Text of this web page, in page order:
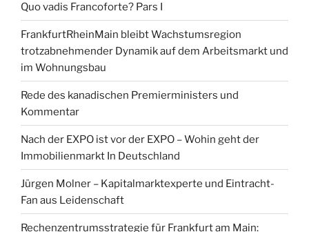
Quo vadis Francoforte? Pars I
FrankfurtRheinMain bleibt Wachstumsregion
trotzabnehmender Dynamik auf dem Arbeitsmarkt und
im Wohnungsbau
Rede des kanadischen Premierministers und
Kommentar
Nach der EXPO ist vor der EXPO – Wohin geht der
Immobilienmarkt In Deutschland
Jürgen Molner – Kapitalmarktexperte und Eintracht-
Fan aus Leidenschaft
Rechenzentrumsstrategie für Frankfurt am Main: